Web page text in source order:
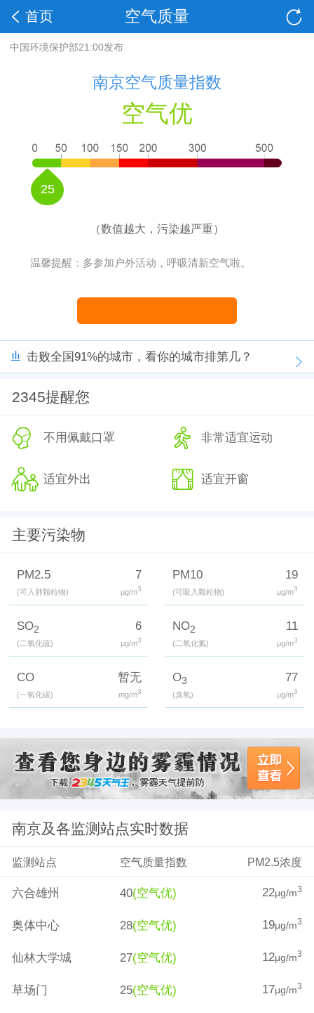
空气质量
首页
中国环境保护部21:00发布
南京空气质量指数
空气优
25
（数值越大，污染越严重）
温馨提醒：多参加户外活动，呼吸清新空气啦。
击败全国91%的城市，看你的城市排第几？
2345提醒您
不用佩戴口罩 非常适宜运动
适宜外出 适宜开窗
主要污染物
PM2.5
(可入肺颗粒物)
7
μg/m3
PM10
(可吸入颗粒物)
19
μg/m3
SO2
(二氧化硫)
6
μg/m3
NO2
(二氧化氮)
11
μg/m3
CO
(一氧化碳)
暂无
mg/m3
O3
(臭氧)
77
μg/m3
南京及各监测站点实时数据
监测站点 空气质量指数 PM2.5浓度
六合雄州 40(空气优) 22μg/m3
奥体中心 28(空气优) 19μg/m3
仙林大学城 27(空气优) 12μg/m3
草场门 25(空气优) 17μg/m3